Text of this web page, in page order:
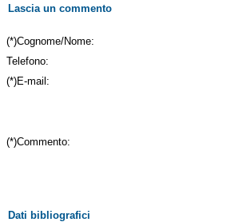
Lascia un commento
(*)Cognome/Nome:
Telefono:
(*)E-mail:
(*)Commento:
Dati bibliografici